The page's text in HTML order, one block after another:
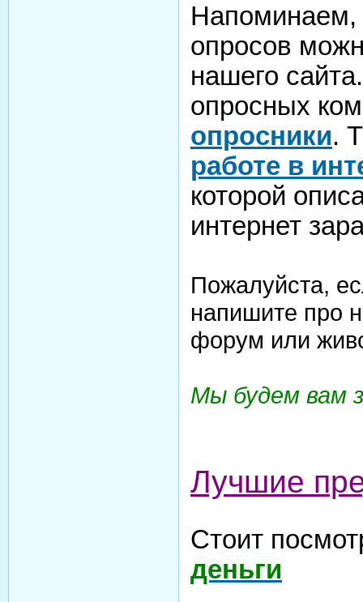
Напоминаем,
опросов
нашего
опросных
опросники.
работе в
которой
интернет
Пожалуйста,
напишите про
форум или
Мы будем вам
Лучшие
Стоит
деньги